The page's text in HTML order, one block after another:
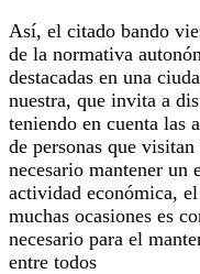
Así, el citado bando
de la normativa
destacadas en una
nuestra, que invita a
teniendo en cuenta las
de personas que
necesario mantener
actividad económica,
muchas ocasiones es
necesario para el
entre todos